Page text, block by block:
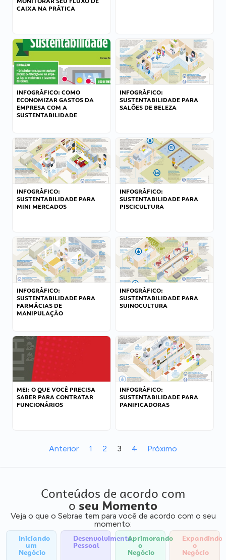
CAIXA NA PRÁTICA
INFOGRÁFICO: COMO
ECONOMIZAR GASTOS DA
EMPRESA COM A
SUSTENTABILIDADE
INFOGRÁFICO:
SUSTENTABILIDADE PARA
SALÕES DE BELEZA
INFOGRÁFICO:
SUSTENTABILIDADE PARA
MINI MERCADOS
INFOGRÁFICO:
SUSTENTABILIDADE PARA
PISCICULTURA
INFOGRÁFICO:
SUSTENTABILIDADE PARA
FARMÁCIAS DE
MANIPULAÇÃO
INFOGRÁFICO:
SUSTENTABILIDADE PARA
SUINOCULTURA
MEI: O QUE VOCÊ PRECISA
SABER PARA CONTRATAR
FUNCIONÁRIOS
INFOGRÁFICO:
SUSTENTABILIDADE PARA
PANIFICADORAS
Anterior 1 2 3 4 Próximo
Conteúdos de acordo com
o seu Momento
Veja o que o Sebrae tem para você de acordo com o seu
momento:
Iniciando
um
Negócio
Desenvolvimento
Pessoal
Aprimorando
o
Negócio
Expandindo
o
Negócio